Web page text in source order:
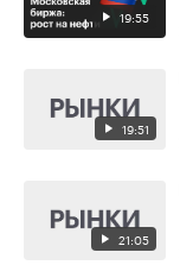
19:55
19:51
21:05